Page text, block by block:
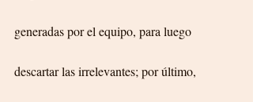
generadas por el equipo, para luego
descartar las irrelevantes; por último,